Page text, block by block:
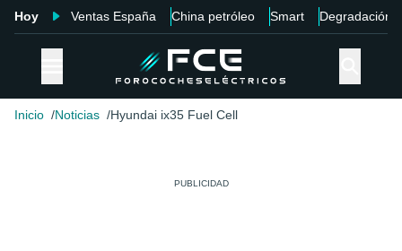
Hoy Ventas España China petróleo Smart Degradación
Inicio Noticias Hyundai ix35 Fuel Cell